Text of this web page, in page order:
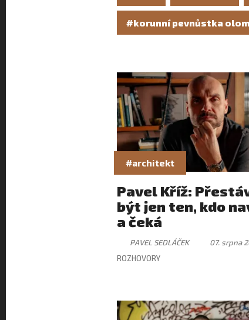
#korunní pevnůstka
#architekt
Pavel Kříž:
být jen ten, kdo
a čeká
PAVEL SEDLÁČEK
07. srpna
ROZHOVORY